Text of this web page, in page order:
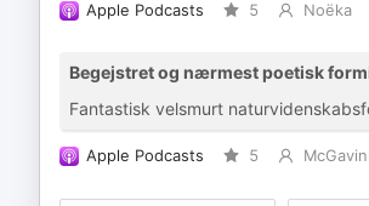
Apple Podcasts 5 Noëka
Begejstret og nærmest poetisk
Fantastisk velsmurt
Apple Podcasts 5